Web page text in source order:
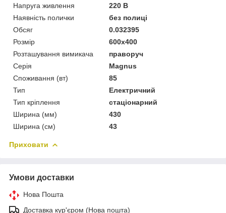
Напруга живлення
220 В
Наявність полички
без полиці
Обсяг
0.032395
Розмір
600x400
Розташування вимикача
праворуч
Серія
Magnus
Споживання (вт)
85
Тип
Електричний
Тип кріплення
стаціонарний
Ширина (мм)
430
Ширина (см)
43
Приховати
Умови доставки
Нова Пошта
Доставка кур'єром (Нова пошта)